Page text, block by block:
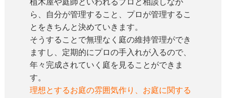
ら、自分が管理すること、プロが管理するこ
とをきちんと決めていきます。
そうすることで無理なく庭の維持管理ができ
ますし、定期的にプロの手入れが入るので、
年々完成されていく庭を見ることができま
す。
理想とするお庭の雰囲気作り、お庭に関する